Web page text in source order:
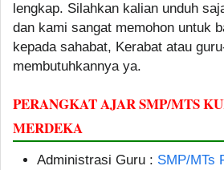
lengkap. Silahkan kalian unduh
dan kami sangat memohon untuk
kepada sahabat, Kerabat atau
membutuhkannya ya.
PERANGKAT AJAR SMP/MTS
MERDEKA
Administrasi Guru : SMP/MTs